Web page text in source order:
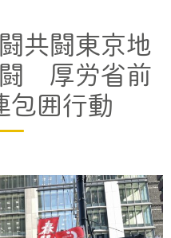
共闘東京地
闘 厚労省前
包囲行動